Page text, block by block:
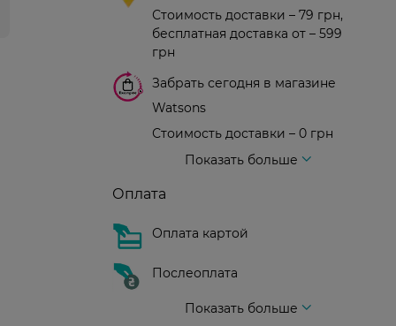
Стоимость доставки – 79 грн,
бесплатная доставка от – 599
грн
Забрать сегодня в магазине
Watsons
Стоимость доставки – 0 грн
Показать больше
Оплата
Оплата картой
Послеоплата
Показать больше